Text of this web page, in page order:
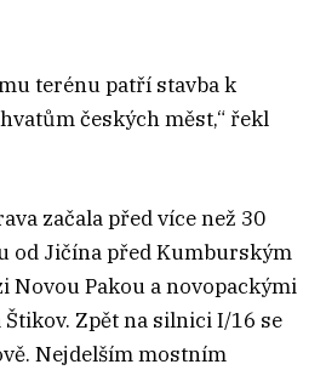
terénu patří stavba k
českých měst,“ řekl
začala před více než 30
od Jičína před Kumburským
Novou Pakou a novopackými
Zpět na silnici I/16 se
Nejdelším mostním